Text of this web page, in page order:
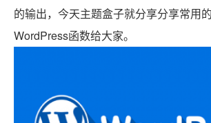
的输出，今天主题盒子就分享分享常用
WordPress函数给大家。